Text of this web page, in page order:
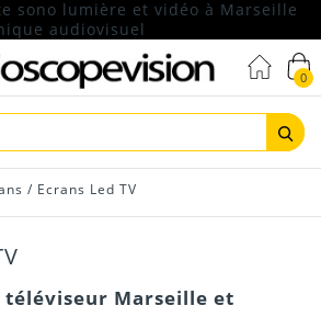
0
/ Ecrans Led TV
Marseille et